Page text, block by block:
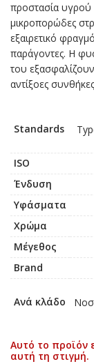
προστασία υγρού
μικροπορώδες
εξαιρετικό
παράγοντες. Η
του
αντίξοες
Standards
ISO
Ένδυση
Υφάσματα
Χρώμα
Μέγεθος
Brand
Ανά κλάδο
Αυτό το προϊόν
αυτή τη στιγμή.